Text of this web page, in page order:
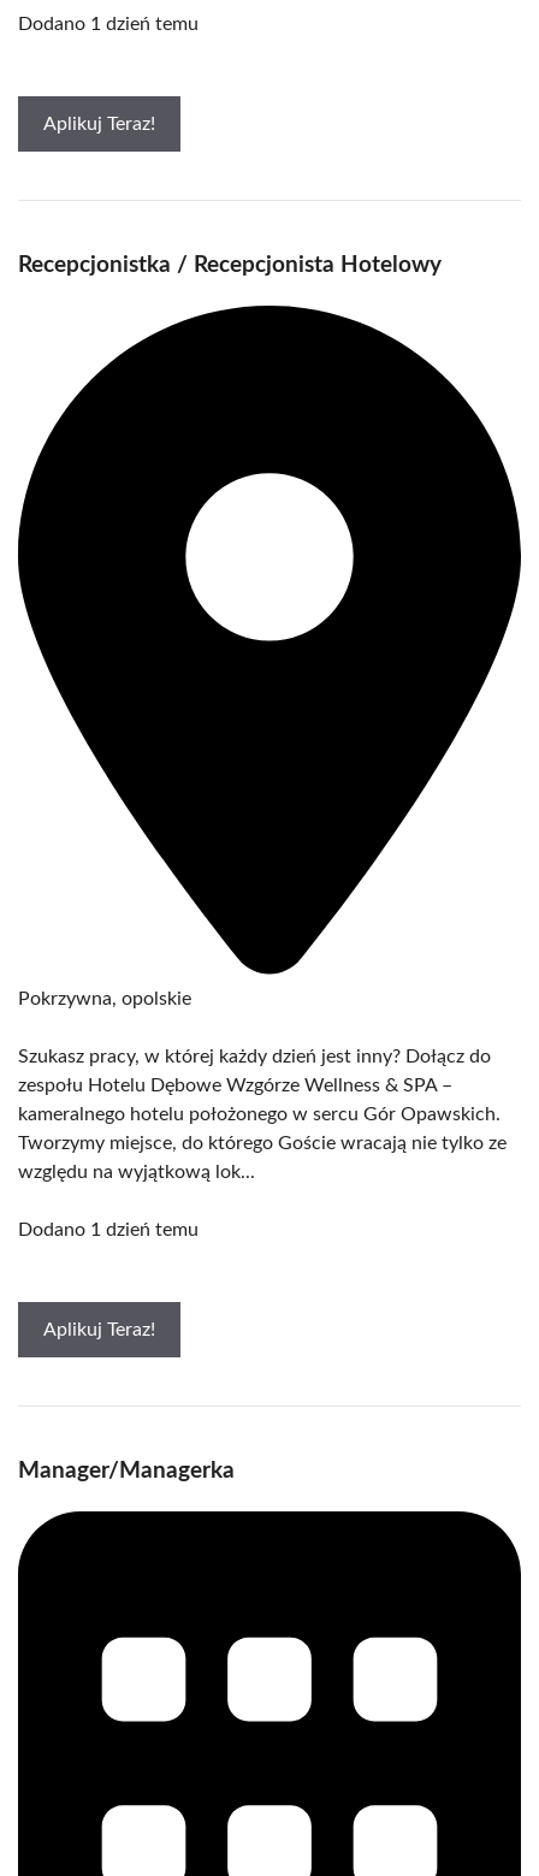
Dodano 1 dzień temu
Aplikuj Teraz!
Recepcjonistka / Recepcjonista Hotelowy
Pokrzywna, opolskie
Szukasz pracy, w której każdy dzień jest inny? Dołącz do
zespołu Hotelu Dębowe Wzgórze Wellness & SPA –
kameralnego hotelu położonego w sercu Gór Opawskich.
Tworzymy miejsce, do którego Goście wracają nie tylko ze
względu na wyjątkową lok...
Dodano 1 dzień temu
Aplikuj Teraz!
Manager/Managerka